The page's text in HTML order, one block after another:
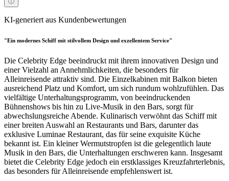
KI-generiert aus Kundenbewertungen
"Ein modernes Schiff mit stilvollem Design und exzellentem Service"
Die Celebrity Edge beeindruckt mit ihrem innovativen Design und
einer Vielzahl an Annehmlichkeiten, die besonders für
Alleinreisende attraktiv sind. Die Einzelkabinen mit Balkon bieten
ausreichend Platz und Komfort, um sich rundum wohlzufühlen. Das
vielfältige Unterhaltungsprogramm, von beeindruckenden
Bühnenshows bis hin zu Live-Musik in den Bars, sorgt für
abwechslungsreiche Abende. Kulinarisch verwöhnt das Schiff mit
einer breiten Auswahl an Restaurants und Bars, darunter das
exklusive Luminae Restaurant, das für seine exquisite Küche
bekannt ist. Ein kleiner Wermutstropfen ist die gelegentlich laute
Musik in den Bars, die Unterhaltungen erschweren kann. Insgesamt
bietet die Celebrity Edge jedoch ein erstklassiges Kreuzfahrterlebnis,
das besonders für Alleinreisende empfehlenswert ist.